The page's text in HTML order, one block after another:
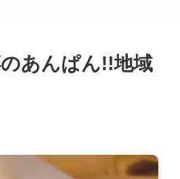
あんぱん!!地域